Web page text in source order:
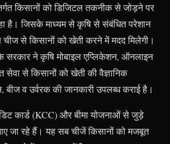
किसानों को डिजिटल तकनीक से जोड़ने पर
है। जिसके माध्यम से कृषि से संबंधित परेशान
से किसानों को खेती करने में मदद मिलेगी।
सरकार ने कृषि मोबाइल एप्लिकेशन, ऑनलाइन
सेवा से किसानों को खेती की वैज्ञानिक
बीज व उर्वरक की जानकारी उपलब्ध कराई है।
कार्ड (KCC) और बीमा योजनाओं से जुड़े
जा रहे हैं। यह सब चीजें किसानों को मजबूत